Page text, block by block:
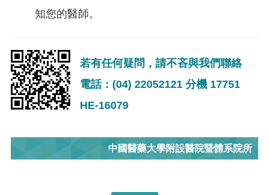
知您的醫師。
若有任何疑問，請不吝與我們聯絡
電話：(04) 22052121 分機 17751
HE-16079
中國醫藥大學附設醫院暨體系院所